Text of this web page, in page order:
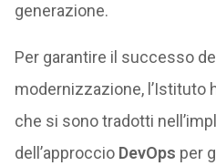
generazione.
Per garantire il successo
modernizzazione, l’Istituto
che si sono tradotti
dell’approccio DevOps per